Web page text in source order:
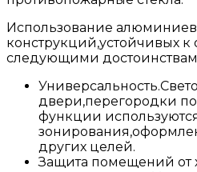
Использование
конструкций,устойчивых к
следующими
двери,перегородки
функции
других целей.
Защита помещений от